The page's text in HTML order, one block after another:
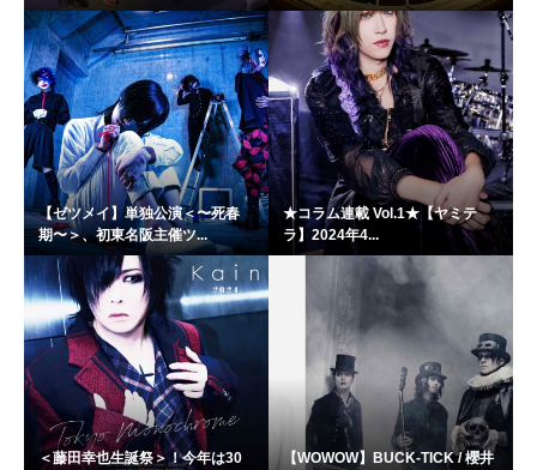
【ゼツメイ】単独公演＜〜死春
期〜＞、初東名阪主催ツ...
★コラム連載 Vol.1★【ヤミテ
ラ】2024年4...
＜藤田幸也生誕祭＞！今年は30
【WOWOW】BUCK-TICK / 櫻井